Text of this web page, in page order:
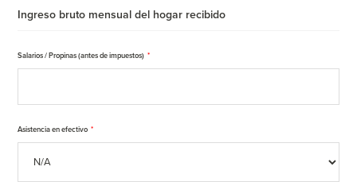
Ingreso bruto mensual del hogar recibido
Salarios / Propinas (antes de impuestos) *
Asistencia en efectivo *